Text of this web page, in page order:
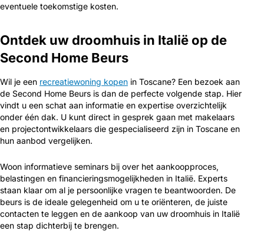
eventuele toekomstige kosten.
Ontdek uw droomhuis in Italië op de
Second Home Beurs
Wil je een recreatiewoning kopen in Toscane? Een bezoek aan
de Second Home Beurs is dan de perfecte volgende stap. Hier
vindt u een schat aan informatie en expertise overzichtelijk
onder één dak. U kunt direct in gesprek gaan met makelaars
en projectontwikkelaars die gespecialiseerd zijn in Toscane en
hun aanbod vergelijken.
Woon informatieve seminars bij over het aankoopproces,
belastingen en financieringsmogelijkheden in Italië. Experts
staan klaar om al je persoonlijke vragen te beantwoorden. De
beurs is de ideale gelegenheid om u te oriënteren, de juiste
contacten te leggen en de aankoop van uw droomhuis in Italië
een stap dichterbij te brengen.